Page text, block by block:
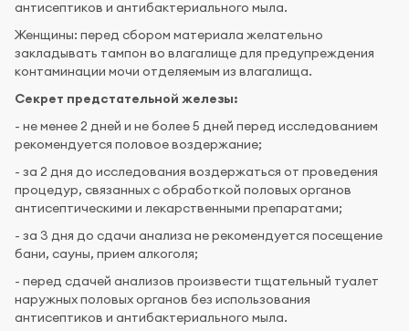
антисептиков и антибактериального мыла.
Женщины: перед сбором материала желательно
закладывать тампон во влагалище для предупреждения
контаминации мочи отделяемым из влагалища.
Секрет предстательной железы:
- не менее 2 дней и не более 5 дней перед исследованием
рекомендуется половое воздержание;
- за 2 дня до исследования воздержаться от проведения
процедур, связанных с обработкой половых органов
антисептическими и лекарственными препаратами;
- за 3 дня до сдачи анализа не рекомендуется посещение
бани, сауны, прием алкоголя;
- перед сдачей анализов произвести тщательный туалет
наружных половых органов без использования
антисептиков и антибактериального мыла.